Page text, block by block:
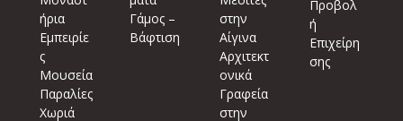
ήρια
Εμπειρίε
ς
Μουσεία
Παραλίες
Χωριά
Γάμος –
Βάφτιση
στην
Αίγινα
Αρχιτεκτ
ονικά
Γραφεία
στην
Προβολ
ή
Επιχείρη
σης